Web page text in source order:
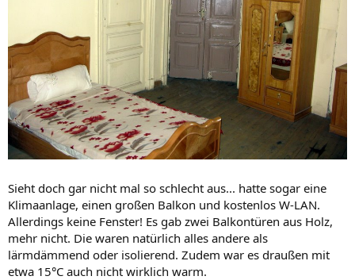
Sieht doch gar nicht mal so schlecht aus... hatte sogar eine
Klimaanlage, einen großen Balkon und kostenlos W-LAN.
Allerdings keine Fenster! Es gab zwei Balkontüren aus Holz,
mehr nicht. Die waren natürlich alles andere als
lärmdämmend oder isolierend. Zudem war es draußen mit
etwa 15°C auch nicht wirklich warm.